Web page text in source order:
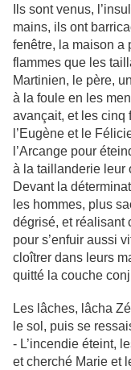
Ils sont venus,
mains, ils ont
fenêtre, la maison a
flammes que les
Martinien, le père,
à la foule en les
avançait, et les cinq
l’Eugène et le
l’Arcange pour
à la taillanderie leur
Devant la
les hommes, plus
dégrisé, et réalisant
pour s’enfuir aussi
cloîtrer dans leurs
quitté la couche
Les lâches, lâcha
le sol, puis se
- L’incendie éteint,
et cherché Marie et